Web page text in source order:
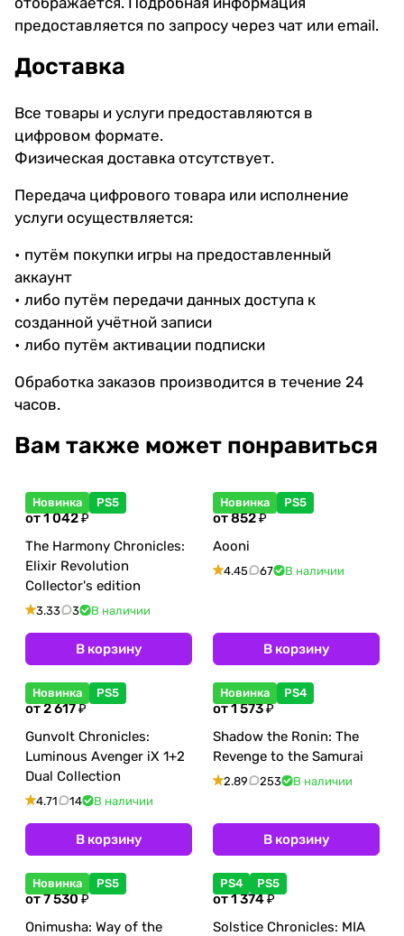
предоставляется по запросу через чат или email.
Доставка
Все товары и услуги предоставляются в
цифровом формате.
Физическая доставка отсутствует.
Передача цифрового товара или исполнение
услуги осуществляется:
• путём покупки игры на предоставленный
аккаунт
• либо путём передачи данных доступа к
созданной учётной записи
• либо путём активации подписки
Обработка заказов производится в течение 24
часов.
Вам также может понравиться
Новинка PS5
от 1 042 ₽
The Harmony Chronicles:
Elixir Revolution
Collector's edition
3.33 3 В наличии
В корзину
Новинка PS5
от 852 ₽
Aooni
4.45 67 В наличии
В корзину
Новинка PS5
от 2 617 ₽
Gunvolt Chronicles:
Luminous Avenger iX 1+2
Dual Collection
4.71 14 В наличии
В корзину
Новинка PS4
от 1 573 ₽
Shadow the Ronin: The
Revenge to the Samurai
2.89 253 В наличии
В корзину
Новинка PS5
от 7 530 ₽
Onimusha: Way of the
PS4 PS5
от 1 374 ₽
Solstice Chronicles: MIA